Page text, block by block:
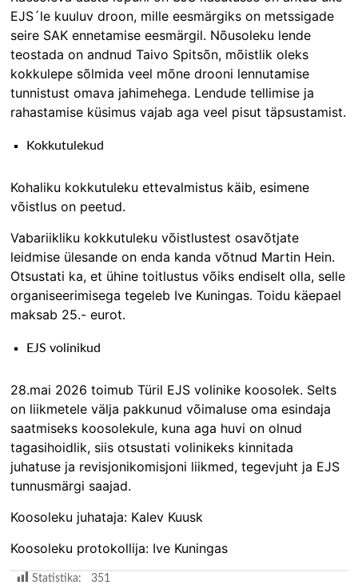
EJS´le kuuluv droon, mille eesmärgiks on metssigade
seire SAK ennetamise eesmärgil. Nõusoleku lende
teostada on andnud Taivo Spitsõn, mõistlik oleks
kokkulepe sõlmida veel mõne drooni lennutamise
tunnistust omava jahimehega. Lendude tellimise ja
rahastamise küsimus vajab aga veel pisut täpsustamist.
Kokkutulekud
Kohaliku kokkutuleku ettevalmistus käib, esimene
võistlus on peetud.
Vabariikliku kokkutuleku võistlustest osavõtjate
leidmise ülesande on enda kanda võtnud Martin Hein.
Otsustati ka, et ühine toitlustus võiks endiselt olla, selle
organiseerimisega tegeleb Ive Kuningas. Toidu käepael
maksab 25.- eurot.
EJS volinikud
28.mai 2026 toimub Türil EJS volinike koosolek. Selts
on liikmetele välja pakkunud võimaluse oma esindaja
saatmiseks koosolekule, kuna aga huvi on olnud
tagasihoidlik, siis otsustati volinikeks kinnitada
juhatuse ja revisjonikomisjoni liikmed, tegevjuht ja EJS
tunnusmärgi saajad.
Koosoleku juhataja: Kalev Kuusk
Koosoleku protokollija: Ive Kuningas
Statistika: 351